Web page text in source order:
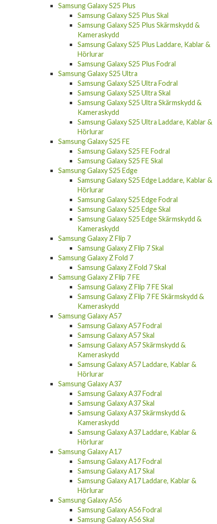
Samsung Galaxy S25 Plus
Samsung Galaxy S25 Plus Skal
Samsung Galaxy S25 Plus Skärmskydd &
Kameraskydd
Samsung Galaxy S25 Plus Laddare, Kablar &
Hörlurar
Samsung Galaxy S25 Plus Fodral
Samsung Galaxy S25 Ultra
Samsung Galaxy S25 Ultra Fodral
Samsung Galaxy S25 Ultra Skal
Samsung Galaxy S25 Ultra Skärmskydd &
Kameraskydd
Samsung Galaxy S25 Ultra Laddare, Kablar &
Hörlurar
Samsung Galaxy S25 FE
Samsung Galaxy S25 FE Fodral
Samsung Galaxy S25 FE Skal
Samsung Galaxy S25 Edge
Samsung Galaxy S25 Edge Laddare, Kablar &
Hörlurar
Samsung Galaxy S25 Edge Fodral
Samsung Galaxy S25 Edge Skal
Samsung Galaxy S25 Edge Skärmskydd &
Kameraskydd
Samsung Galaxy Z Flip 7
Samsung Galaxy Z Flip 7 Skal
Samsung Galaxy Z Fold 7
Samsung Galaxy Z Fold 7 Skal
Samsung Galaxy Z Flip 7 FE
Samsung Galaxy Z Flip 7 FE Skal
Samsung Galaxy Z Flip 7 FE Skärmskydd &
Kameraskydd
Samsung Galaxy A57
Samsung Galaxy A57 Fodral
Samsung Galaxy A57 Skal
Samsung Galaxy A57 Skärmskydd &
Kameraskydd
Samsung Galaxy A57 Laddare, Kablar &
Hörlurar
Samsung Galaxy A37
Samsung Galaxy A37 Fodral
Samsung Galaxy A37 Skal
Samsung Galaxy A37 Skärmskydd &
Kameraskydd
Samsung Galaxy A37 Laddare, Kablar &
Hörlurar
Samsung Galaxy A17
Samsung Galaxy A17 Fodral
Samsung Galaxy A17 Skal
Samsung Galaxy A17 Laddare, Kablar &
Hörlurar
Samsung Galaxy A56
Samsung Galaxy A56 Fodral
Samsung Galaxy A56 Skal